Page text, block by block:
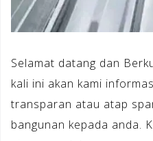
Selamat datang dan
kali ini akan kami
transparan atau atap
bangunan kepada anda.